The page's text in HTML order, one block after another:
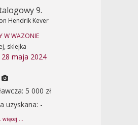
9.
Hendrik Kever
W WAZONIE
sklejka
28 maja 2024
5 000 zł
uzyskana: -
więcej ...